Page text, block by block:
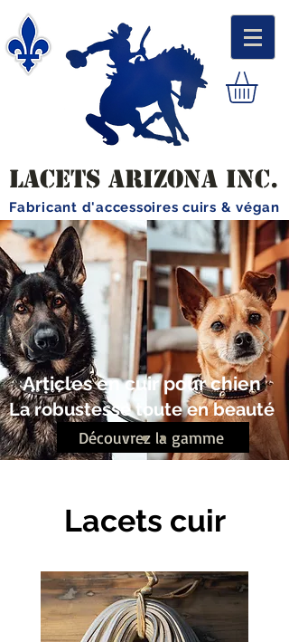
LACETS ARIZONA INC.
Fabricant d'accessoires cuirs & végan
Articles en cuir pour chien
Découvrez la gamme
La robustesse toute en beauté
Lacets cuir